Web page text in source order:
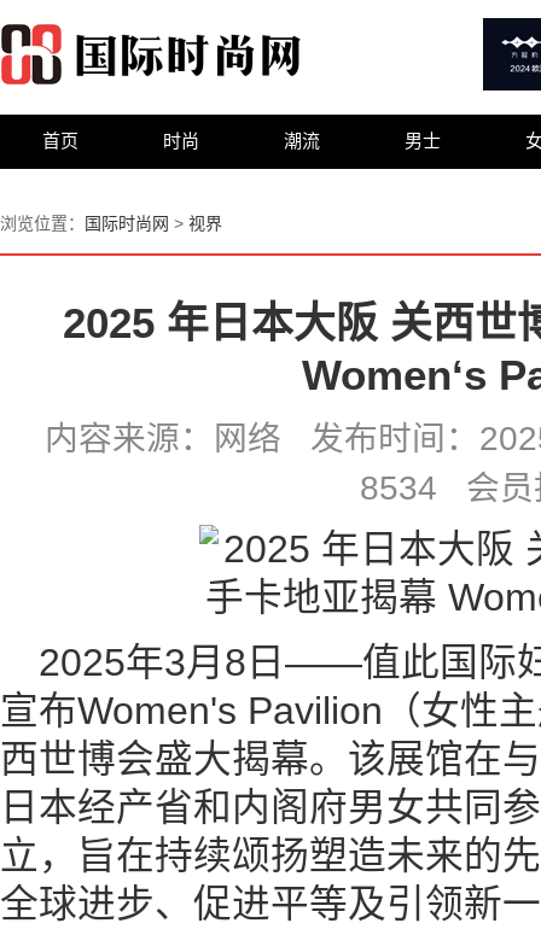
首页 时尚 潮流 男士
浏览位置： 国际时尚网 > 视界
2025 年日本大阪 关西世
Women‘s
内容来源：网络 发布时间：
8534 会员
2025年3月8日——值此国际
宣布Women's Pavilion（女性
西世博会盛大揭幕。该展馆在
日本经产省和内阁府男女共同
立，旨在持续颂扬塑造未来的
全球进步、促进平等及引领新